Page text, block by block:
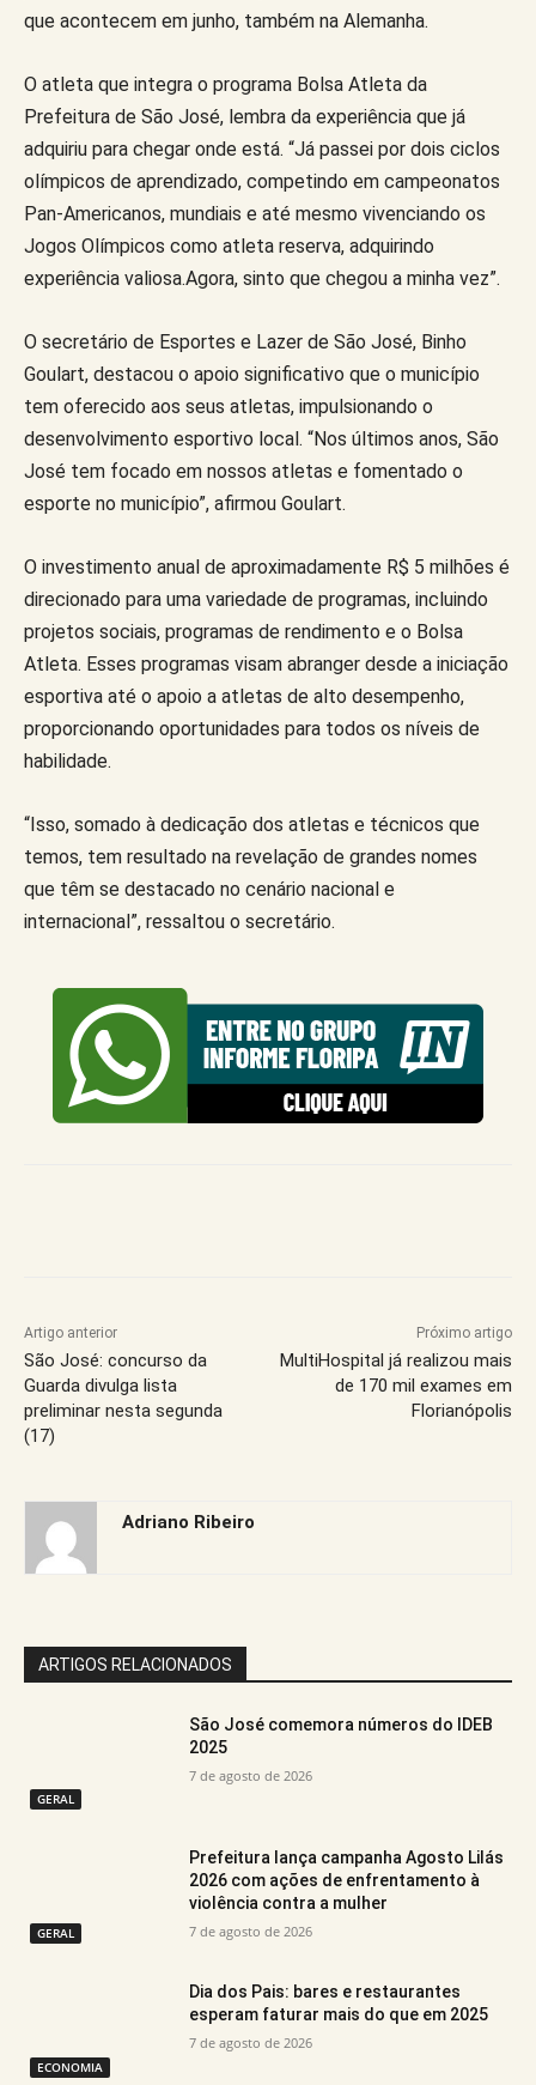
que acontecem em junho, também na Alemanha.
O atleta que integra o programa Bolsa Atleta da
Prefeitura de São José, lembra da experiência que já
adquiriu para chegar onde está. “Já passei por dois ciclos
olímpicos de aprendizado, competindo em campeonatos
Pan-Americanos, mundiais e até mesmo vivenciando os
Jogos Olímpicos como atleta reserva, adquirindo
experiência valiosa.Agora, sinto que chegou a minha vez”.
O secretário de Esportes e Lazer de São José, Binho
Goulart, destacou o apoio significativo que o município
tem oferecido aos seus atletas, impulsionando o
desenvolvimento esportivo local. “Nos últimos anos, São
José tem focado em nossos atletas e fomentado o
esporte no município”, afirmou Goulart.
O investimento anual de aproximadamente R$ 5 milhões é
direcionado para uma variedade de programas, incluindo
projetos sociais, programas de rendimento e o Bolsa
Atleta. Esses programas visam abranger desde a iniciação
esportiva até o apoio a atletas de alto desempenho,
proporcionando oportunidades para todos os níveis de
habilidade.
“Isso, somado à dedicação dos atletas e técnicos que
temos, tem resultado na revelação de grandes nomes
que têm se destacado no cenário nacional e
internacional”, ressaltou o secretário.
Artigo anterior
São José: concurso da
Guarda divulga lista
preliminar nesta segunda
(17)
Próximo artigo
MultiHospital já realizou mais
de 170 mil exames em
Florianópolis
Adriano Ribeiro
ARTIGOS RELACIONADOS
GERAL
São José comemora números do IDEB
2025
7 de agosto de 2026
GERAL
Prefeitura lança campanha Agosto Lilás
2026 com ações de enfrentamento à
violência contra a mulher
7 de agosto de 2026
ECONOMIA
Dia dos Pais: bares e restaurantes
esperam faturar mais do que em 2025
7 de agosto de 2026